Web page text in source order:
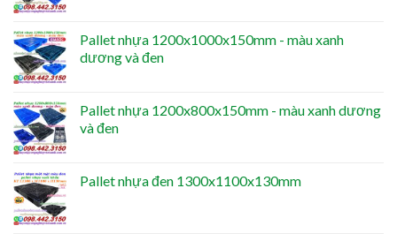
Pallet nhựa 1200x1000x150mm - màu xanh
dương và đen
Pallet nhựa 1200x800x150mm - màu xanh dương
và đen
Pallet nhựa đen 1300x1100x130mm